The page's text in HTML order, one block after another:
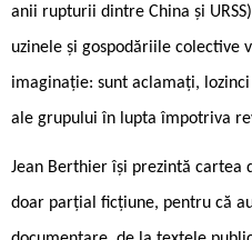
anii rupturii dintre China și
uzinele și gospodăriile colective
imaginație: sunt aclamați,
ale grupului în lupta împotriva
Jean Berthier își prezintă cartea
doar parțial ficțiune, pentru că